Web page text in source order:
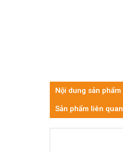
Nội dung sản phẩm
Sản phẩm liên quan